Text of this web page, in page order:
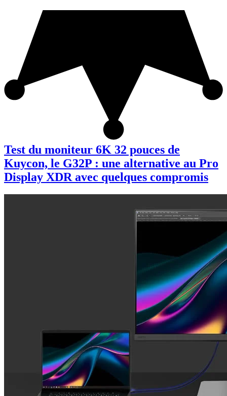
Test du moniteur 6K 32 pouces de
Kuycon, le G32P : une alternative au Pro
Display XDR avec quelques compromis